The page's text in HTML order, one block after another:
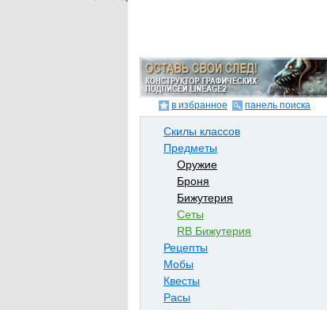
в избранное панель поиска
Скилы классов
Предметы
Оружие
Броня
Бижутерия
Сеты
RB Бижутерия
Рецепты
Мобы
Квесты
Расы